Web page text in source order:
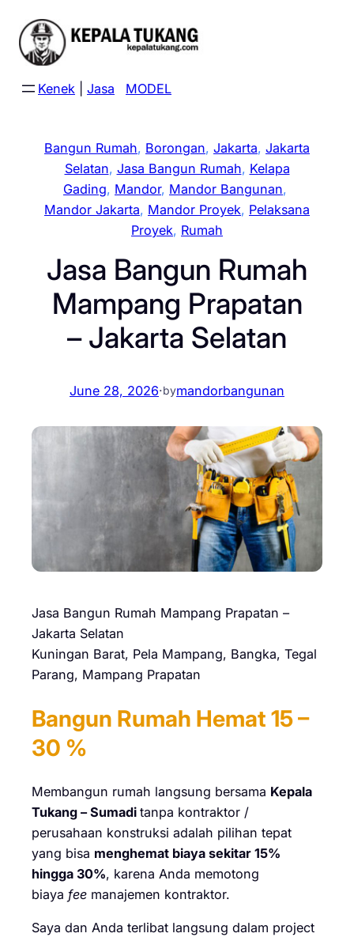
content
Kenek Jasa MODEL
Bangun Rumah, Borongan, Jakarta, Jakarta
Selatan, Jasa Bangun Rumah, Kelapa
Gading, Mandor, Mandor Bangunan
Mandor Jakarta, Mandor Proyek, Pelaksana
Proyek, Rumah
Jasa Bangun Rumah
Mampang Prapatan
– Jakarta Selatan
June 28, 2026·bymandorbangunan
Jasa Bangun Rumah Mampang Prapatan –
Jakarta Selatan
Kuningan Barat, Pela Mampang, Bangka, Tegal
Parang, Mampang Prapatan
Bangun Rumah Hemat 15 –
30 %
Membangun rumah langsung bersama Kepala
Tukang – Sumadi tanpa kontraktor /
perusahaan konstruksi adalah pilihan tepat
yang bisa menghemat biaya sekitar 15%
hingga 30%, karena Anda memotong
biaya fee manajemen kontraktor.
Saya dan Anda terlibat langsung dalam project